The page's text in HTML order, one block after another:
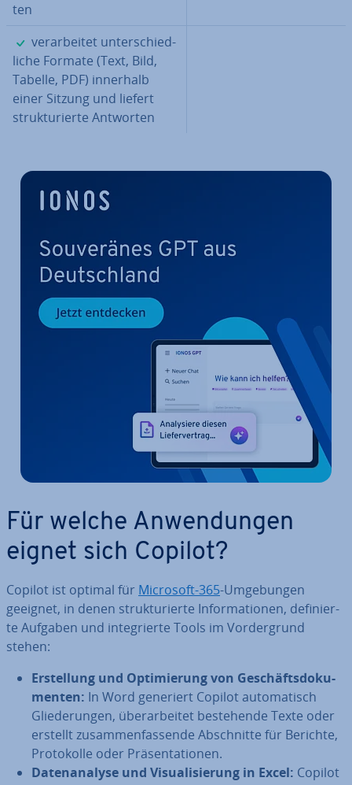
ten
✓
ver­ar­bei­tet un­ter­schied­
li­che Formate (Text, Bild,
Tabelle, PDF) innerhalb
einer Sitzung und liefert
struk­tu­rier­te Antworten
Für welche An­wen­dun­gen
eignet sich Copilot?
Copilot ist optimal für Microsoft-365-Um­ge­bun­gen
geeignet, in denen struk­tu­rier­te In­for­ma­tio­nen, de­fi­nier­
te Aufgaben und in­te­grier­te Tools im Vor­der­grund
stehen:
Er­stel­lung und Op­ti­mie­rung von Ge­schäfts­do­ku­
men­ten: In Word generiert Copilot au­to­ma­tisch
Glie­de­run­gen, über­ar­bei­tet be­stehen­de Texte oder
erstellt zu­sam­men­fas­sen­de Ab­schnit­te für Berichte,
Pro­to­kol­le oder Prä­sen­ta­tio­nen.
Da­ten­ana­ly­se und Vi­sua­li­sie­rung in Excel: Copilot